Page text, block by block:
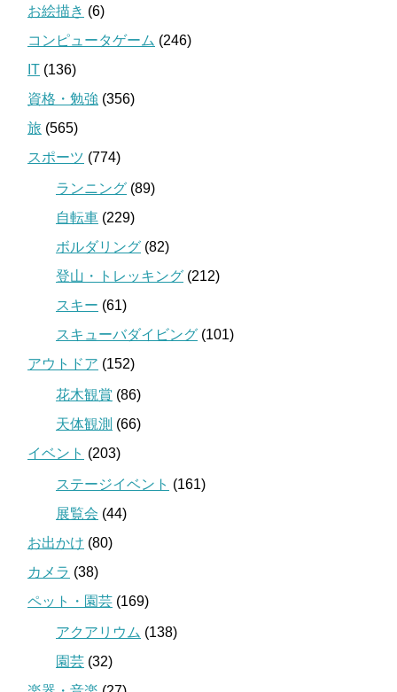
お絵描き (6)
コンピュータゲーム (246)
IT (136)
資格・勉強 (356)
旅 (565)
スポーツ (774)
ランニング (89)
自転車 (229)
ボルダリング (82)
登山・トレッキング (212)
スキー (61)
スキューバダイビング (101)
アウトドア (152)
花木観賞 (86)
天体観測 (66)
イベント (203)
ステージイベント (161)
展覧会 (44)
お出かけ (80)
カメラ (38)
ペット・園芸 (169)
アクアリウム (138)
園芸 (32)